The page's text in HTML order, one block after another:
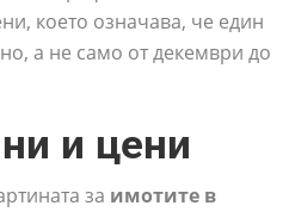
което означава, че един
а не само от декември до
и цени
за имотите в